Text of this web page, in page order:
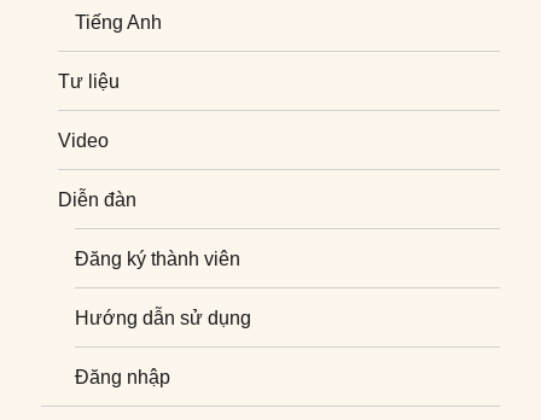
Tiếng Anh
Tư liệu
Video
Diễn đàn
Đăng ký thành viên
Hướng dẫn sử dụng
Đăng nhập